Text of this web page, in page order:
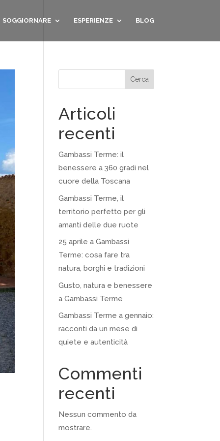
SOGGIORNARE ESPERIENZE BLOG
Cerca
Articoli
recenti
Gambassi Terme: il
benessere a 360 gradi nel
cuore della Toscana
Gambassi Terme, il
territorio perfetto per gli
amanti delle due ruote
25 aprile a Gambassi
Terme: cosa fare tra
natura, borghi e tradizioni
Gusto, natura e benessere
a Gambassi Terme
Gambassi Terme a gennaio:
racconti da un mese di
quiete e autenticità
Commenti
recenti
Nessun commento da
mostrare.